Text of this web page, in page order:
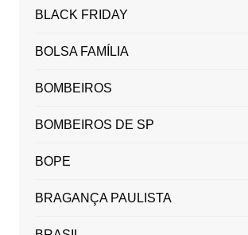
BLACK FRIDAY
BOLSA FAMÍLIA
BOMBEIROS
BOMBEIROS DE SP
BOPE
BRAGANÇA PAULISTA